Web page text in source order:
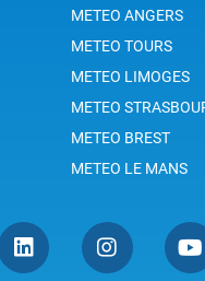
METEO ANGERS
METEO TOURS
METEO LIMOGES
METEO
METEO BREST
METEO LE MANS